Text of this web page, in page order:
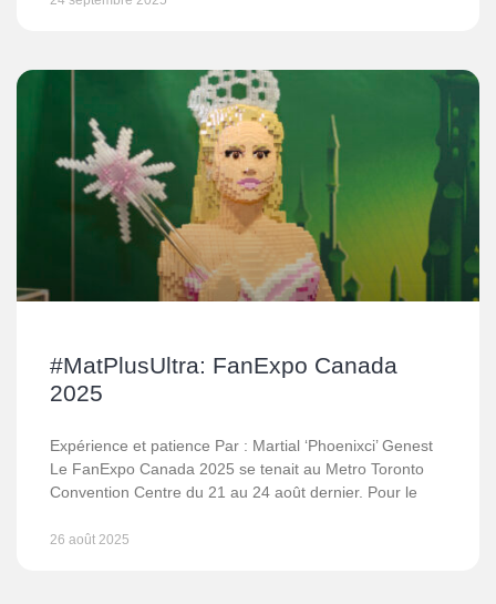
#MatPlusUltra: FanExpo Canada
2025
Expérience et patience Par : Martial ‘Phoenixci’ Genest
Le FanExpo Canada 2025 se tenait au Metro Toronto
Convention Centre du 21 au 24 août dernier. Pour le
26 août 2025